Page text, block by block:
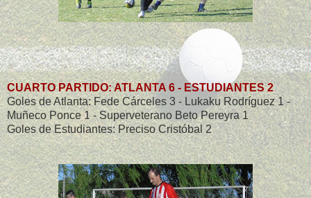
CUARTO PARTIDO: ATLANTA 6 - ESTUDIANTES 2
Goles de Atlanta: Fede Cárceles 3 - Lukaku Rodríguez 1 -
Muñeco Ponce 1 - Superveterano Beto Pereyra 1
Goles de Estudiantes: Preciso Cristóbal 2